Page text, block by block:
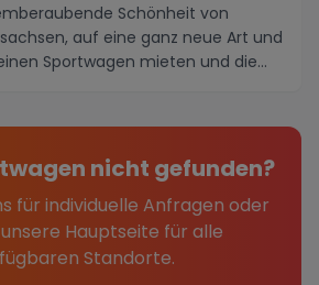
Schönheit von
auf eine ganz neue Art und
Sportwagen mieten und die
nicht gefunden?
für individuelle Anfragen oder
Hauptseite für alle
Standorte.